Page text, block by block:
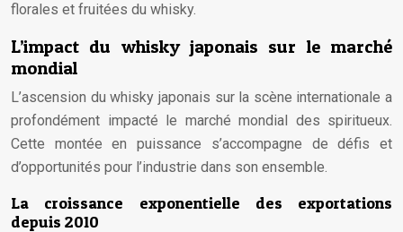
florales et fruitées du whisky.
L’impact du whisky japonais sur le marché
mondial
L’ascension du whisky japonais sur la scène internationale a
profondément impacté le marché mondial des spiritueux.
Cette montée en puissance s’accompagne de défis et
d’opportunités pour l’industrie dans son ensemble.
La croissance exponentielle des exportations
depuis 2010